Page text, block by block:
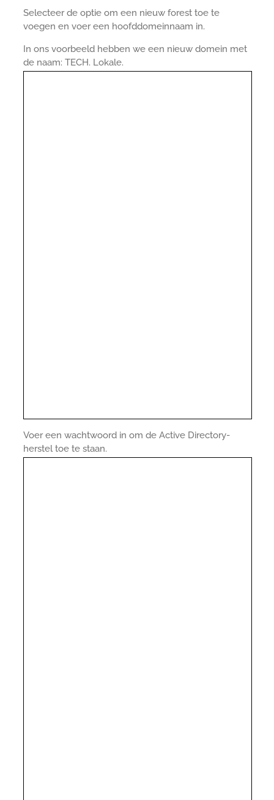
Selecteer de optie om een nieuw forest toe te
voegen en voer een hoofddomeinnaam in.
In ons voorbeeld hebben we een nieuw domein met
de naam: TECH. Lokale.
Voer een wachtwoord in om de Active Directory-
herstel toe te staan.